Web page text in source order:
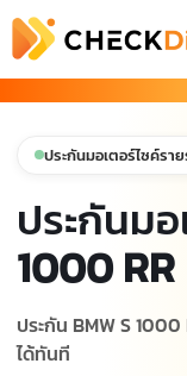
ประกันมอเตอร์ไซค์รา
ประกันม
1000 RR
ประกัน BMW S
ได้ทันที